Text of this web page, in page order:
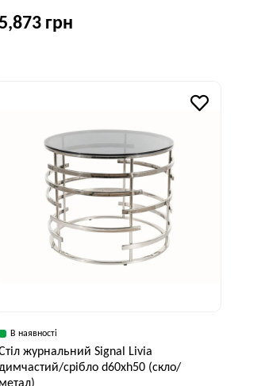
5,873 грн
49 см
В наявності
журнальний Signal Livia
срібло d60хh50 (скло/
метал)